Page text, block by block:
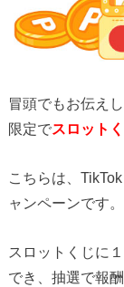
冒頭でもお伝え
限定でスロット
こちらは、
ャンペーンです。
スロットくじに
でき、抽選で報